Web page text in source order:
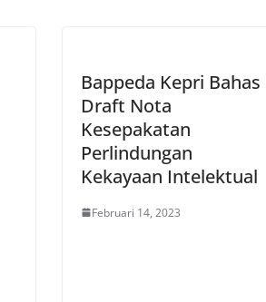
Bappeda Kepri Bahas
Draft Nota
Kesepakatan
Perlindungan
Kekayaan Intelektual
Februari 14, 2023